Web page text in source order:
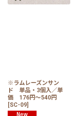
※ラムレーズンサン
ド 単品・3個入／単
価 176円〜540円
[SC-09]